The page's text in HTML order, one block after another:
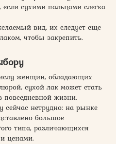
сухими пальцами слегка
вид, их следует еще
чтобы закрепить.
женщин, обладающих
сухой лак может стать
жизни.
нетрудно: на рынке
большое
типа, различающихся
ценами.